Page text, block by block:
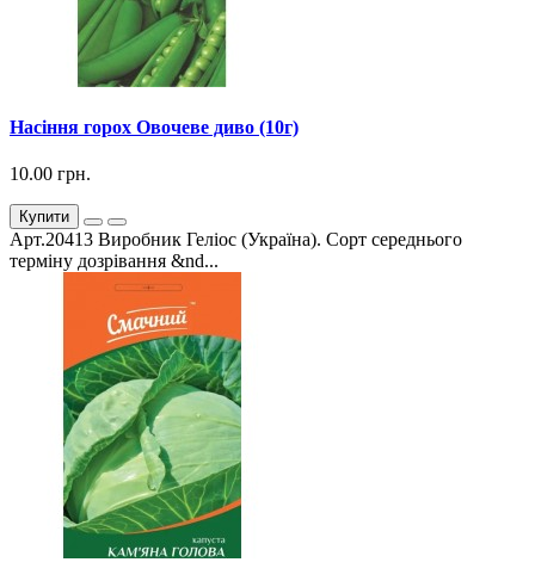
Насіння горох Овочеве диво (10г)
10.00 грн.
Купити
Арт.20413 Виробник Геліос (Україна). Сорт середнього
терміну дозрівання &nd...